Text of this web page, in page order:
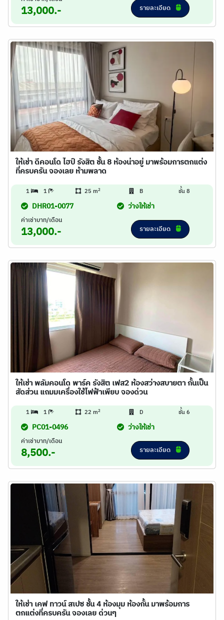
13,000.- รายละเอียด
ให้เช่า ดีคอนโด ไฮป์ รังสิต ชั้น 8 ห้องน่าอยู่ มาพร้อมการตกแต่ง
ที่ครบครัน จองเลย ห้ามพลาด
1 1 25 m2 B ชั้น 8
DHR01-0077 ว่างให้เช่า
ค่าเช่าบาท/เดือน
13,000.- รายละเอียด
ให้เช่า พลัมคอนโด พาร์ค รังสิต เฟส2 ห้องสว่างสบายตา กั้นเป็น
สัดส่วน แถมมเครื่องใช้ไฟฟ้าเพียบ จองด่วน
1 1 22 m2 D ชั้น 6
PC01-0496 ว่างให้เช่า
ค่าเช่าบาท/เดือน
8,500.- รายละเอียด
ให้เช่า เคฟ ทาวน์ สเปซ ชั้น 4 ห้องมุม ห้องกั้น มาพร้อมการ
ตกแต่งที่ครบครัน จองเลย ด่วนๆ